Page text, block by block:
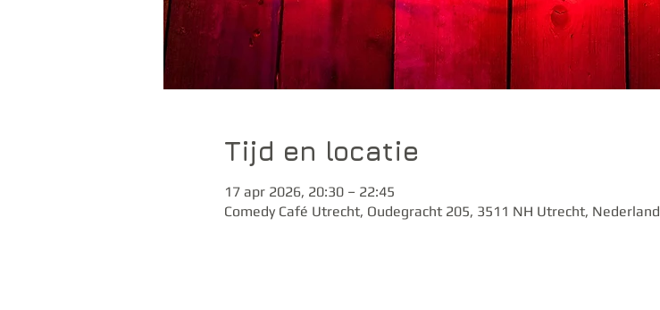
Tijd en locatie
17 apr 2026, 20:30 – 22:45
Comedy Café Utrecht, Oudegracht 205, 3511 NH Utrecht, Nederland